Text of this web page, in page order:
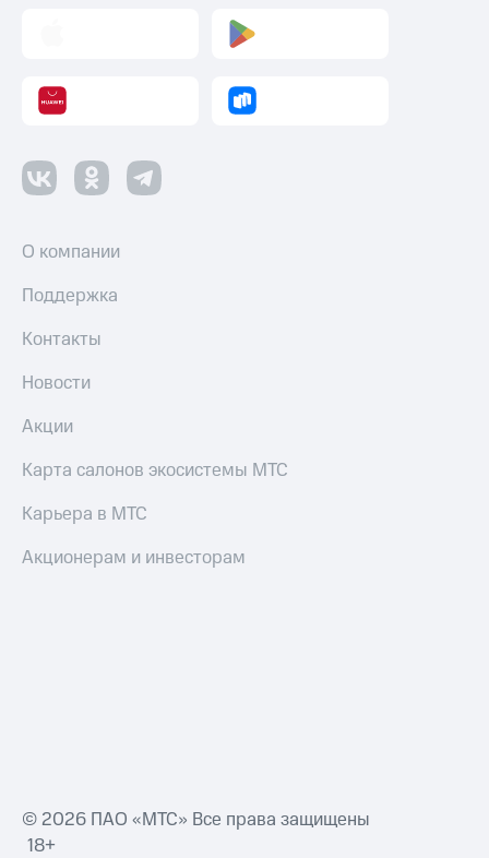
О компании
Поддержка
Контакты
Новости
Акции
Карта салонов экосистемы МТС
Карьера в МТС
Акционерам и инвесторам
© 2026 ПАО «МТС» Все права защищены
18+